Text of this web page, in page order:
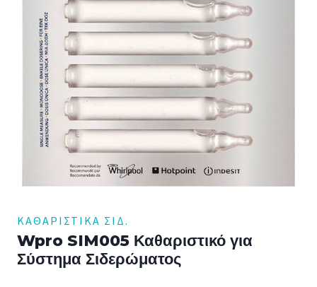
ΚΑΘΑΡΙΣΤΙΚΆ ΣΙΔ.
Wpro SIM005 Καθαριστικό για
Σύστημα Σιδερώματος